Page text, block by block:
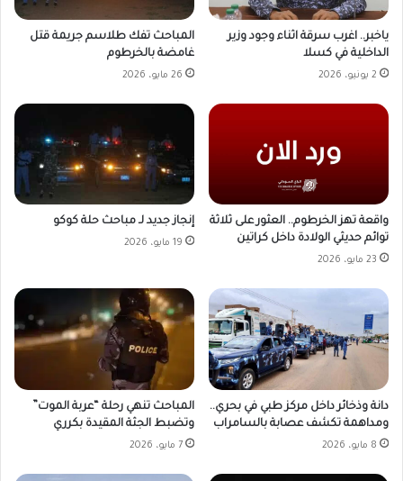
ياخبر.. اغرب سرقة اثناء وجود وزير
الداخلية في كسلا
2 يونيو، 2026
المباحث تفك طلاسم جريمة قتل
غامضة بالخرطوم
26 مايو، 2026
واقعة تهز الخرطوم.. العثور على ثلاثة
توائم حديثي الولادة داخل كراتين
23 مايو، 2026
إنجاز جديد لـ مباحث حلة كوكو
19 مايو، 2026
دانة وذخائر داخل مركز طبي في بحري..
ومداهمة تكشف عصابة بالسامراب
8 مايو، 2026
المباحث تنهي رحلة “عربة الموت”
وتضبط الجثة المقيدة بكرري
7 مايو، 2026